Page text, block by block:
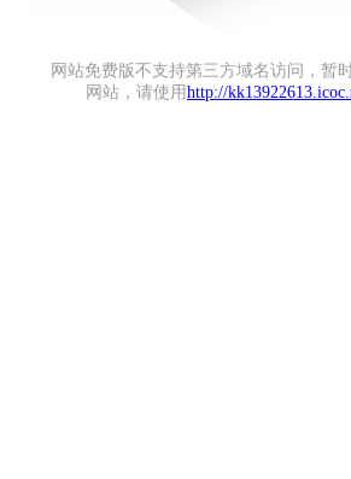
网站免费版不支持第三方域名访问，暂
网站，请使用 http://